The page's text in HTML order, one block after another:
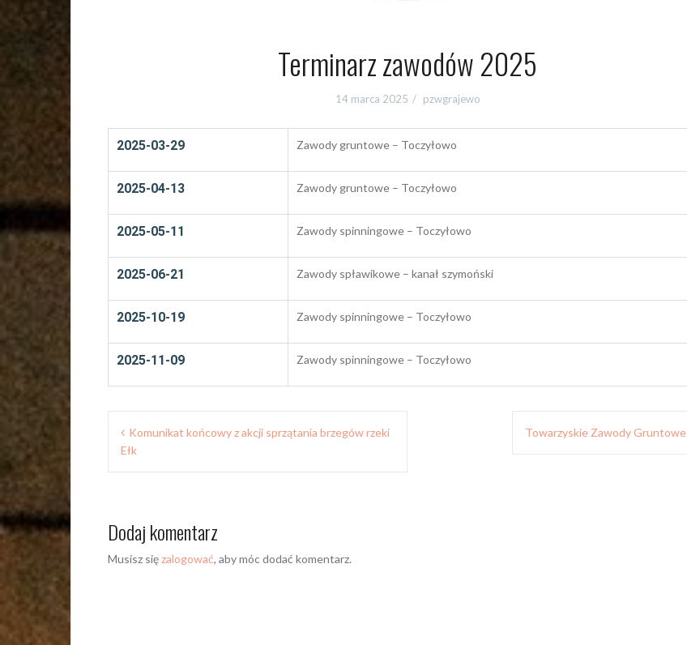
Terminarz zawodów 2025
14 marca 2025 pzwgrajewo
2025-03-29 Zawody gruntowe – Toczyłowo
2025-04-13 Zawody gruntowe – Toczyłowo
2025-05-11 Zawody spinningowe – Toczyłowo
2025-06-21 Zawody spławikowe – kanał szymoński
2025-10-19 Zawody spinningowe – Toczyłowo
2025-11-09 Zawody spinningowe – Toczyłowo
Nawigacja
wpisuKomunikat końcowy z akcji sprzątania brzegów rzeki
Ełk
Towarzyskie Zawody Gruntowe
Dodaj komentarz
Musisz sięzalogować, aby móc dodać komentarz.